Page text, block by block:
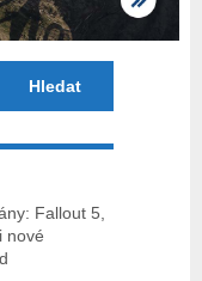
Fallout 5,
nové